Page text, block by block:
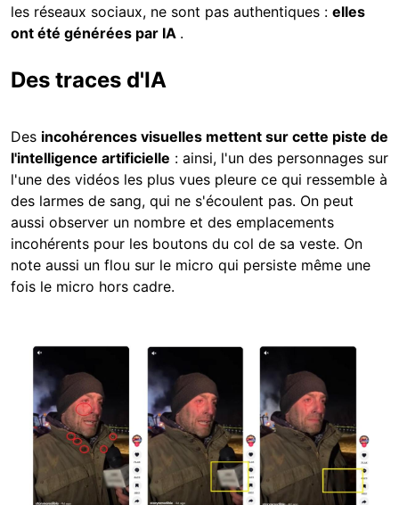
les réseaux sociaux, ne sont pas authentiques : elles
ont été générées par IA .
Des traces d'IA
Des incohérences visuelles mettent sur cette piste de
l'intelligence artificielle : ainsi, l'un des personnages sur
l'une des vidéos les plus vues pleure ce qui ressemble à
des larmes de sang, qui ne s'écoulent pas. On peut
aussi observer un nombre et des emplacements
incohérents pour les boutons du col de sa veste. On
note aussi un flou sur le micro qui persiste même une
fois le micro hors cadre.
Image